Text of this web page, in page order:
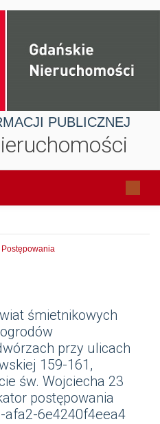
PUBLICZNEJ
Postępowania
śmietnikowych
przy ulicach
159-161,
św. Wojciecha 23
postępowania
6e4240f4eea4